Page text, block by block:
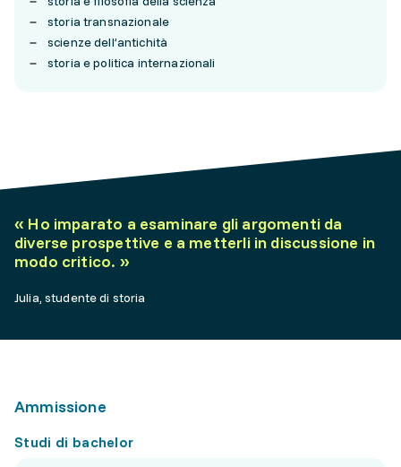
storia transnazionale
scienze dell’antichità
storia e politica internazionali
« Ho imparato a esaminare gli argomenti da
diverse prospettive e a metterli in discussione in
modo critico. »
Julia, studente di storia
Ammissione
Studi di bachelor